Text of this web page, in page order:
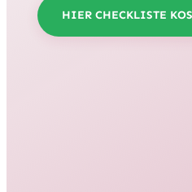
HIER CHECKLISTE